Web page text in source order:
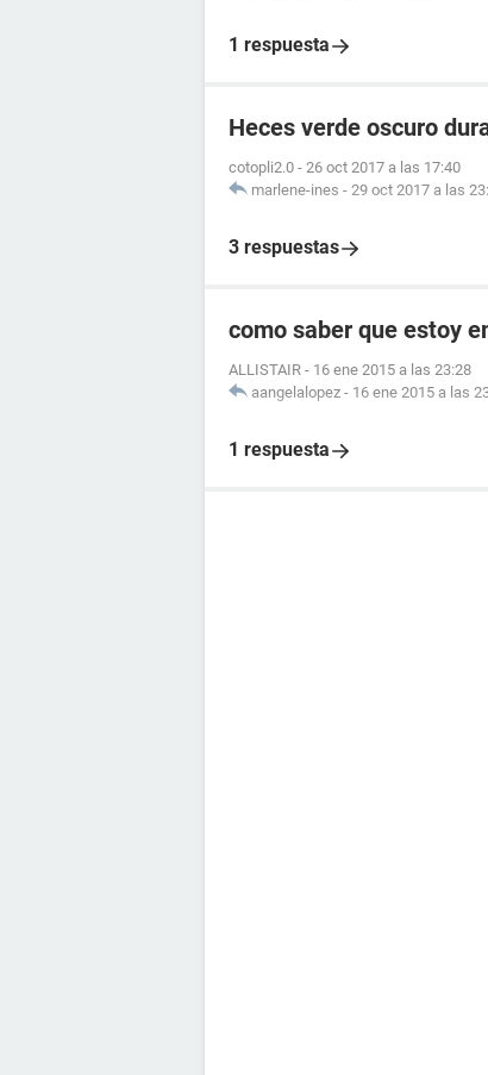
1 respuesta
Heces verde oscuro
cotopli2.0 - 26 oct 2017 a las 17:40
marlene-ines - 29 oct 2017 a las
3 respuestas
como saber que estoy
ALLISTAIR - 16 ene 2015 a las 23:28
aangelalopez - 16 ene 2015 a las
1 respuesta